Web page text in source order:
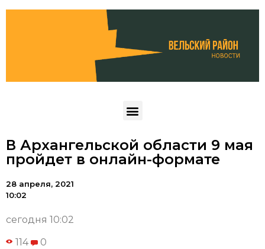
В Архангельской области 9 мая
пройдет в онлайн-формате
28 апреля, 2021
10:02
сегодня 10:02
114 0